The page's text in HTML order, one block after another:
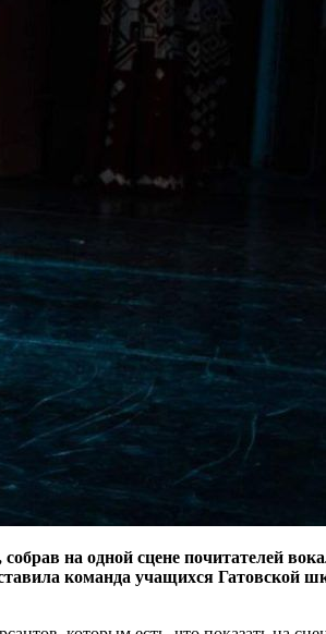
на одной сцене почитателей
команда учащихся